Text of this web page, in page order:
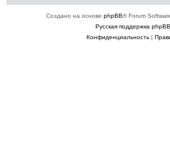
Создано на основе phpBB® Forum
Русская поддержка phpBB
Конфиденциальность|